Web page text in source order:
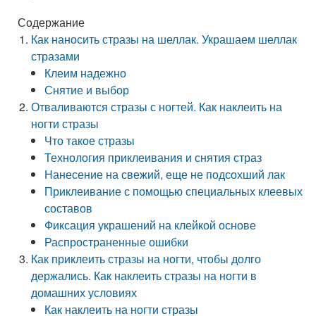
Содержание
Как наносить стразы на шеллак. Украшаем шеллак
стразами
Клеим надежно
Снятие и выбор
Отваливаются стразы с ногтей. Как наклеить на
ногти стразы
Что такое стразы
Технология приклеивания и снятия страз
Нанесение на свежий, еще не подсохший лак
Приклеивание с помощью специальных клеевых
составов
Фиксация украшений на клейкой основе
Распространенные ошибки
Как приклеить стразы на ногти, чтобы долго
держались. Как наклеить стразы на ногти в
домашних условиях
Как наклеить на ногти стразы